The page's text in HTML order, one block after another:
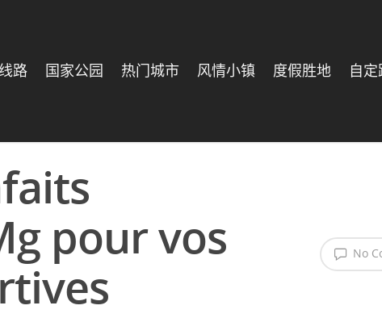
路 国家公园 热门城市 风情小镇 度假胜地 自
pour vos
No